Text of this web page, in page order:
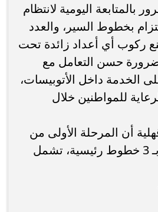
بالمتابعة اليومية لانتظام
بخطوط السير، والعدد
ركوب أي أعداد زائدة تحت
حسن التعامل مع
الخدمة داخل الأتوبيسات،
للمواطنين خلال
أن المرحلة الأولى من
المنظومة انطلقت بـ 3 خطوط رئيسية، تشمل